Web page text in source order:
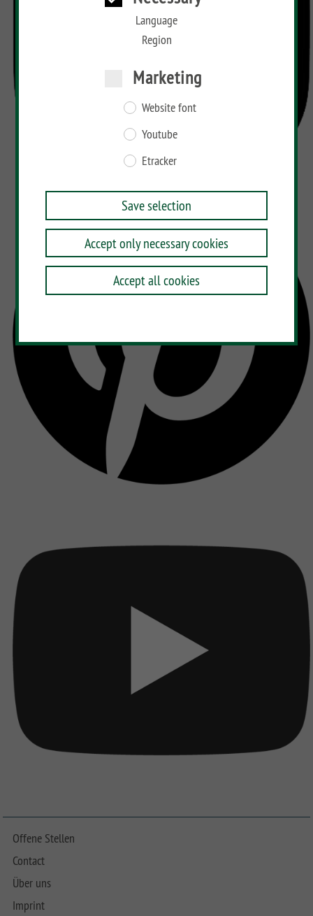
Language
Region
Marketing
Website font
Youtube
Etracker
Save selection
Accept only necessary cookies
Accept all cookies
Offene Stellen
Contact
Über uns
Imprint